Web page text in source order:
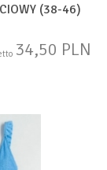
(38-46)
34,50 PLN